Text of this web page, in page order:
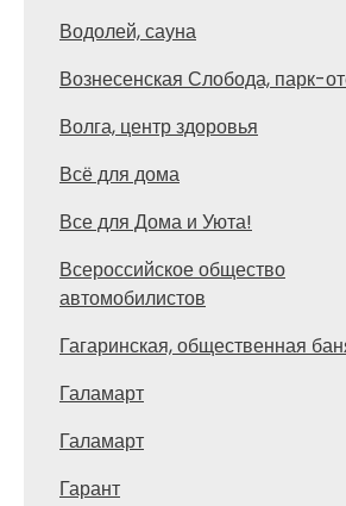
Водолей, сауна
Вознесенская Слобода, парк-
Волга, центр здоровья
Всё для дома
Все для Дома и Уюта!
Всероссийское общество
автомобилистов
Гагаринская, общественная
Галамарт
Галамарт
Гарант